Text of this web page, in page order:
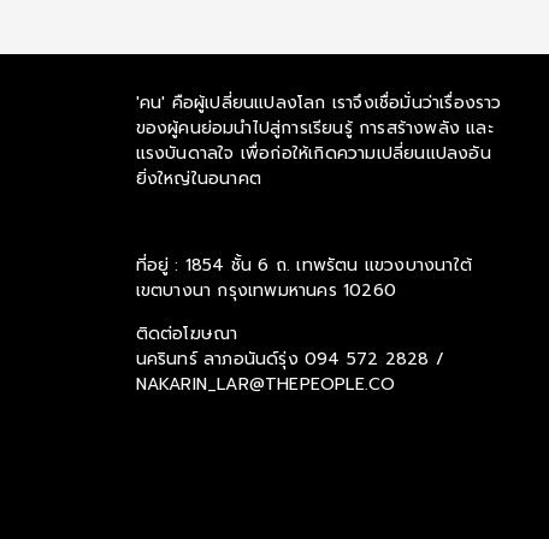
'คน' คือผู้เปลี่ยนแปลงโลก เราจึงเชื่อมั่นว่าเรื่องราว
ของผู้คนย่อมนำไปสู่การเรียนรู้ การสร้างพลัง และ
แรงบันดาลใจ เพื่อก่อให้เกิดความเปลี่ยนแปลงอัน
ยิ่งใหญ่ในอนาคต
ที่อยู่ : 1854 ชั้น 6 ถ. เทพรัตน แขวงบางนาใต้
เขตบางนา กรุงเทพมหานคร 10260
ติดต่อโฆษณา
นครินทร์ ลาภอนันด์รุ่ง 094 572 2828 /
NAKARIN_LAR@THEPEOPLE.CO